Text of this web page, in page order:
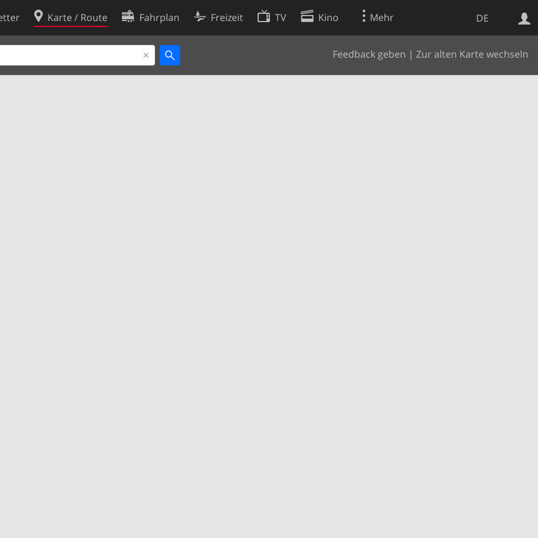
DE
Karte / Route Fahrplan Freizeit TV Kino Mehr
Feedback geben | Zur alten Karte wechseln
Websuche
Cookie-Richtlinie
Cookie-Einstellungen